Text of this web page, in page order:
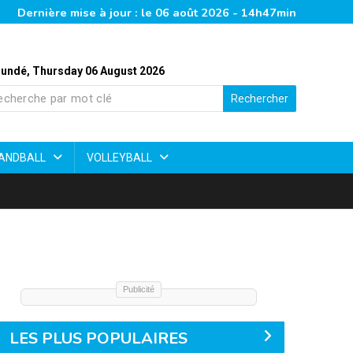
Dernière mise à jour : le 06 août 2026 - 14h47min
Thursday 06 August 2026
Rechercher
VOLLEYBALL
Publicité
LES PLUS POPULAIRES